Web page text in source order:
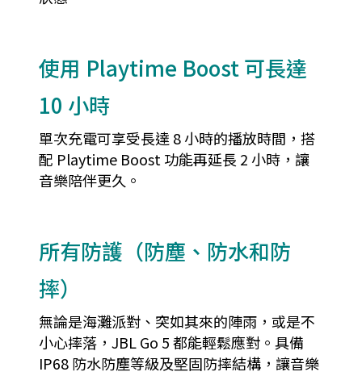
使用 Playtime Boost 可長達
10 小時
單次充電可享受長達 8 小時的播放時間，搭
配 Playtime Boost 功能再延長 2 小時，讓
音樂陪伴更久。
所有防護（防塵、防水和防
摔）
無論是海灘派對、突如其來的陣雨，或是不
小心摔落，JBL Go 5 都能輕鬆應對。具備
IP68 防水防塵等級及堅固防摔結構，讓音樂